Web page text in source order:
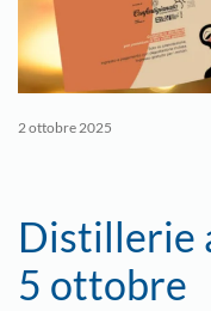
2 ottobre 2025
Distillerie
5 ottobre